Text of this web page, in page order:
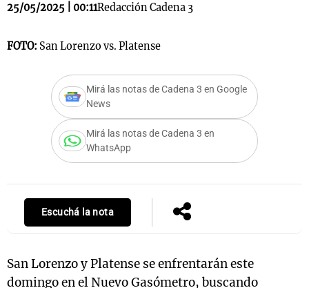
25/05/2025 | 00:11Redacción Cadena 3
FOTO: San Lorenzo vs. Platense
Mirá las notas de Cadena 3 en Google
News
Mirá las notas de Cadena 3 en
WhatsApp
Escuchá la nota
San Lorenzo y Platense se enfrentarán este
domingo en el Nuevo Gasómetro, buscando
Mundial 2026
Notas